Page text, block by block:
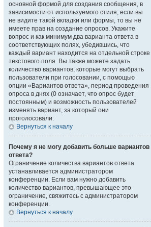
основной формой для создания сообщения, в
зависимости от используемого стиля; если вы
не видите такой вкладки или формы, то вы не
имеете прав на создание опросов. Укажите
вопрос и как минимум два варианта ответа в
соответствующих полях, убедившись, что
каждый вариант находится на отдельной строке
текстового поля. Вы также можете задать
количество вариантов, которые могут выбрать
пользователи при голосовании, с помощью
опции «Вариантов ответа», период проведения
опроса в днях (0 означает, что опрос будет
постоянным) и возможность пользователей
изменять вариант, за который они
проголосовали.
Вернуться к началу
Почему я не могу добавить больше вариантов
ответа?
Ограничение количества вариантов ответа
устанавливается администратором
конференции. Если вам нужно добавить
количество вариантов, превышающее это
ограничение, свяжитесь с администратором
конференции.
Вернуться к началу